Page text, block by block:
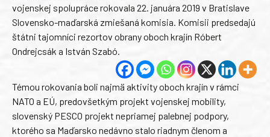
vojenskej spolupráce rokovala 22. januára 2019 v Bratislave
Slovensko-maďarská zmiešaná komisia. Komisii predsedajú
štátni tajomníci rezortov obrany oboch krajín Róbert
Ondrejcsák a István Szabó.
Témou rokovania boli najmä aktivity oboch krajín v rámci
NATO a EÚ, predovšetkým projekt vojenskej mobility,
slovenský PESCO projekt nepriamej palebnej podpory,
ktorého sa Maďarsko nedávno stalo riadnym členom a